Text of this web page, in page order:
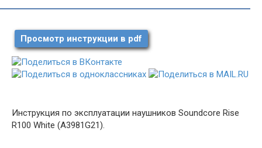
Просмотр инструкции в pdf
Инструкция по эксплуатации наушников Soundcore Rise
R100 White (A3981G21).